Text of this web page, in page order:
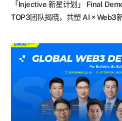
「Injective 新星计划」 Final
TOP3团队揭晓，共塑 AI × Web3